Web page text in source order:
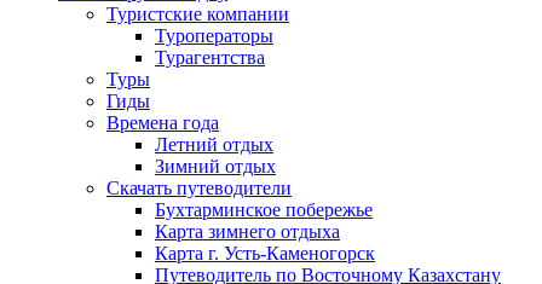
Туристские компании
Туроператоры
Турагентства
Туры
Гиды
Времена года
Летний отдых
Зимний отдых
Скачать путеводители
Бухтарминское побережье
Карта зимнего отдыха
Карта г. Усть-Каменогорск
Путеводитель по Восточному Казахстану